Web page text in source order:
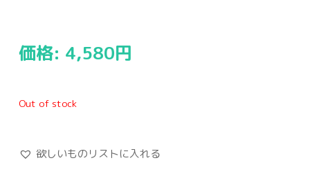
価格: 4,580円
Out of stock
欲しいものリストに入れる